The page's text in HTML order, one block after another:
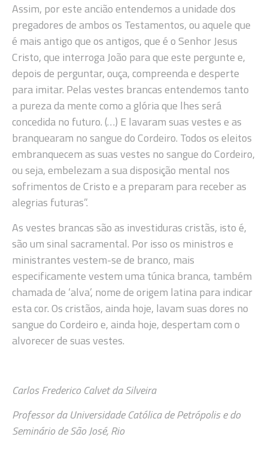
Assim, por este ancião entendemos a unidade dos
pregadores de ambos os Testamentos, ou aquele que
é mais antigo que os antigos, que é o Senhor Jesus
Cristo, que interroga João para que este pergunte e,
depois de perguntar, ouça, compreenda e desperte
para imitar. Pelas vestes brancas entendemos tanto
a pureza da mente como a glória que lhes será
concedida no futuro. (…) E lavaram suas vestes e as
branquearam no sangue do Cordeiro. Todos os eleitos
embranquecem as suas vestes no sangue do Cordeiro,
ou seja, embelezam a sua disposição mental nos
sofrimentos de Cristo e a preparam para receber as
alegrias futuras”.
As vestes brancas são as investiduras cristãs, isto é,
são um sinal sacramental. Por isso os ministros e
ministrantes vestem-se de branco, mais
especificamente vestem uma túnica branca, também
chamada de ‘alva’, nome de origem latina para indicar
esta cor. Os cristãos, ainda hoje, lavam suas dores no
sangue do Cordeiro e, ainda hoje, despertam com o
alvorecer de suas vestes.
Carlos Frederico Calvet da Silveira
Professor da Universidade Católica de Petrópolis e do
Seminário de São José, Rio